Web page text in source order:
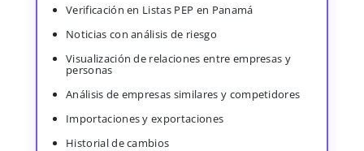
Verificación en Listas PEP en Panamá
Noticias con análisis de riesgo
Visualización de relaciones entre empresas y
personas
Análisis de empresas similares y competidores
Importaciones y exportaciones
Historial de cambios